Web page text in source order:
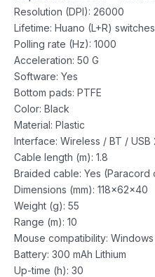
Resolution (DPI): 26000
Lifetime: Huano (L+R)
Polling rate (Hz): 1000
Acceleration: 50 G
Software: Yes
Bottom pads: PTFE
Color: Black
Material: Plastic
Interface: Wireless / BT / USB
Cable length (m): 1.8
Braided cable: Yes (Paracord
Dimensions (mm): 118x62x40
Weight (g): 55
Range (m): 10
Mouse compatibility: Windows
Battery: 300 mAh Lithium
Up-time (h): 30